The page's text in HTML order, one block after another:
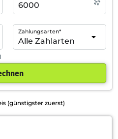
Zahlungsarten*
(günstigster zuerst)